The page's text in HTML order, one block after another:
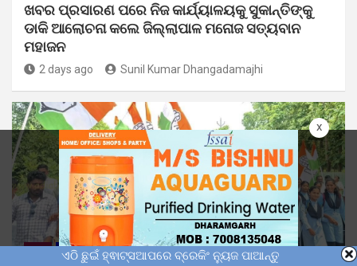
x
ଖବର ପ୍ରସାରଣ ପରେ ନିଜ କାର୍ଯ୍ୟାଳୟକୁ ସୁକାନ୍ତିଙ୍କୁ
ଡାକି ଆଲୋଚନା କଲେ ଜିଲ୍ଲାପାଳ ମନୋଜ ସତ୍ୟବାନ
ମହାଜନ
2 days ago Sunil Kumar Dhangadamajhi
ମୋ ଓଡ଼ିଶା ରାଜନୀତି
ଏଠି ଛୁଇଁ ହ୍ଵାଟ୍ସଆପରେ ବ୍ରେକିଂ ନ୍ୟୁଜ ପାଆନ୍ତୁ